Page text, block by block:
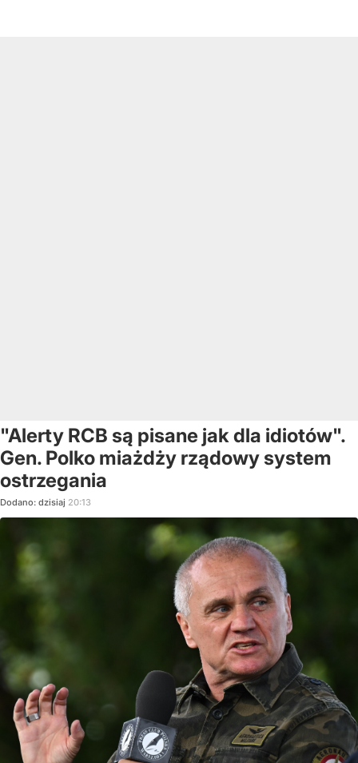
"Alerty RCB są pisane jak dla idiotów".
Gen. Polko miażdży rządowy system
ostrzegania
Dodano: dzisiaj 20:13